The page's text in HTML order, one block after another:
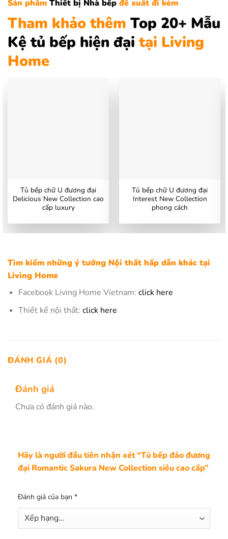
Sản phẩm Thiết bị Nhà bếp đề xuất đi kèm
Tham khảo thêm Top 20+ Mẫu
Kệ tủ bếp hiện đại tại Living
Home
Tủ bếp chữ U đương đại
Delicious New Collection cao
cấp luxury
Tủ bếp chữ U đương đại
Interest New Collection
phong cách
Tìm kiếm những ý tưởng Nội thất hấp dẫn khác tại
Living Home
Facebook Living Home Vietnam: click here
Thiết kế nội thất: click here
ĐÁNH GIÁ (0)
Đánh giá
Chưa có đánh giá nào.
Hãy là người đầu tiên nhận xét “Tủ bếp đảo đương
đại Romantic Sakura New Collection siêu cao cấp”
Đánh giá của bạn *